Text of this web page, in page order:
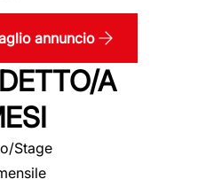
annuncio
A
Stage